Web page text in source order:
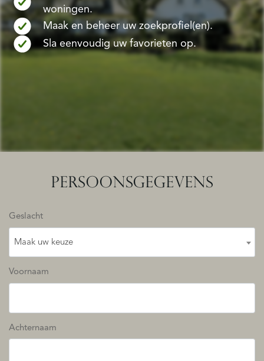
woningen.
Maak en beheer uw zoekprofiel(en).
Sla eenvoudig uw favorieten op.
PERSOONSGEGEVENS
Geslacht
Maak uw keuze
Voornaam
Achternaam